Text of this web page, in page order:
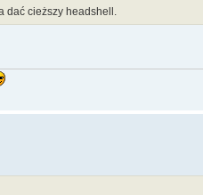
dać cieższy headshell.